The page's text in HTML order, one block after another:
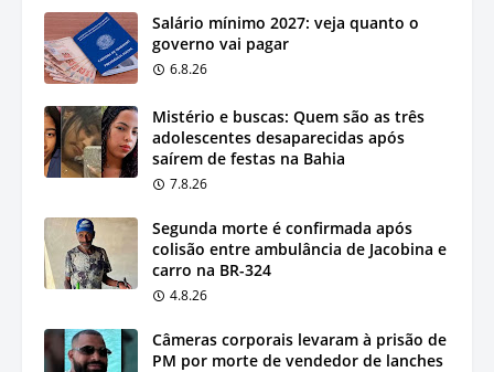
Salário mínimo 2027: veja quanto o
governo vai pagar
6.8.26
Mistério e buscas: Quem são as três
adolescentes desaparecidas após
saírem de festas na Bahia
7.8.26
Segunda morte é confirmada após
colisão entre ambulância de Jacobina e
carro na BR-324
4.8.26
Câmeras corporais levaram à prisão de
PM por morte de vendedor de lanches